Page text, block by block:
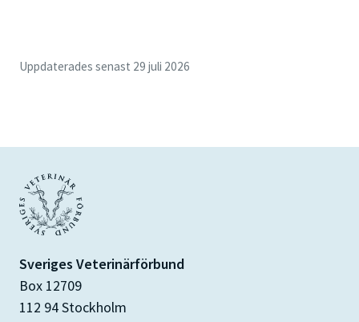
Uppdaterades senast 29 juli 2026
Sveriges Veterinärförbund
Box 12709
112 94 Stockholm